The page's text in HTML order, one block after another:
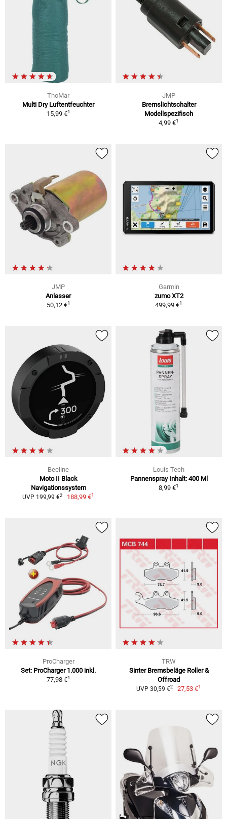
ThoMar
Multi Dry Luftentfeuchter
15,99 €1
JMP
Bremslichtschalter
Modellspezifisch
4,99 €1
JMP
Anlasser
50,12 €1
Garmin
zumo XT2
499,99 €1
Beeline
Moto II Black
Navigationssystem
UVP 199,99 €2 188,99 €1
Louis Tech
Pannenspray Inhalt: 400 Ml
8,99 €1
ProCharger
Set: ProCharger 1.000 inkl.
77,98 €1
TRW
Sinter Bremsbeläge Roller &
Offroad
UVP 30,59 €2 27,53 €1